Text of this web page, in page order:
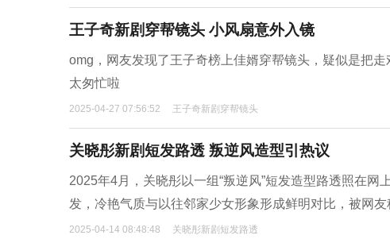
王子奇新剧穿帮镜头 小风扇意外入镜
omg，网友发现了王子奇榜上佳婿穿帮镜头，疑似是把
太匆忙啦
2025-04-27 07:56:52 王子奇新剧穿帮镜头
关晓彤新剧短发路透 叛逆风造型引热议
2025年4月，关晓彤以一组“叛逆风”短发造型路透照在
发，冷艳气质与以往邻家少女形象形成鲜明对比，被网友
2025-04-14 08:48:48 关晓彤新剧短发路透